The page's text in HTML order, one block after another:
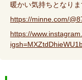
暖かい気持ちとなりま
https://minne.com/
https://